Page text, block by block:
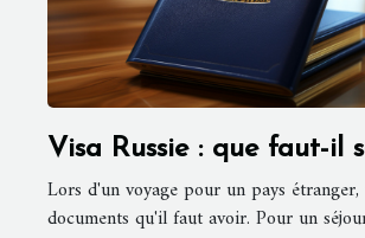
Visa Russie : que faut-il
Lors d'un voyage pour un pays
documents qu'il faut avoir. Pour un